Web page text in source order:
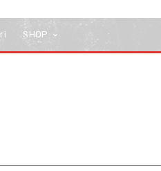
SHOP